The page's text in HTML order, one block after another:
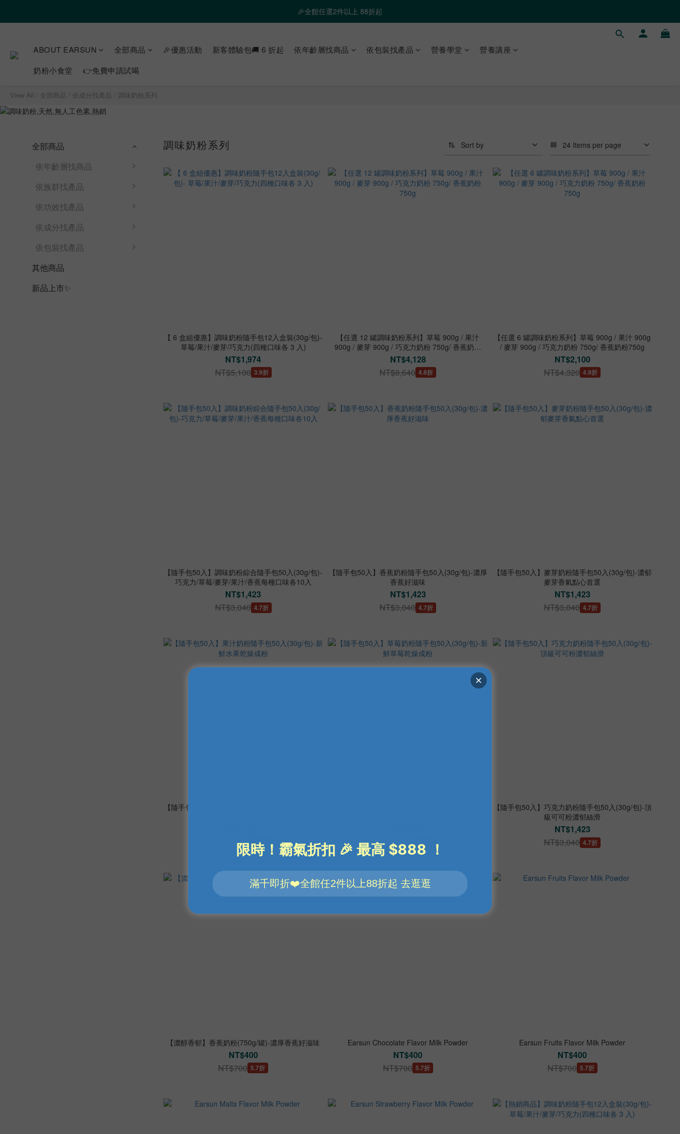
❤️ 霸氣優惠 滿額最高折888 👉去逛逛
🎉全館任選2件以上 88折起
ABOUT EARSUN 全部商品 🎉優惠活動 新客體驗包🚚 6 折起 依年齡層找商品 依包裝找產品 營養學堂
營養講座
奶粉小食堂
👉免費申請試喝
View All 全部商品 依成分找產品 調味奶粉系列
全部商品
依年齡層找商品
依族群找產品
依功效找產品
依成分找產品
依包裝找產品
其他商品
新品上市✨
調味奶粉系列 Sort by 24 Items per page
【 6 盒組優惠】調味奶粉隨手包12入盒裝(30g/包)-
草莓/果汁/麥芽/巧克力(四種口味各 3 入)
NT$1,974
NT$5,100 3.9折
【任選 12 罐調味奶粉系列】草莓 900g / 果汁
900g / 麥芽 900g / 巧克力奶粉 750g/ 香蕉奶粉
750g
NT$4,128
NT$8,640 4.8折
【任選 6 罐調味奶粉系列】草莓 900g / 果汁 900g
/ 麥芽 900g / 巧克力奶粉 750g/ 香蕉奶粉750g
NT$2,100
NT$4,320 4.9折
【隨手包50入】調味奶粉綜合隨手包50入(30g/包)-
巧克力/草莓/麥芽/果汁/香蕉每種口味各10入
NT$1,423
NT$3,040 4.7折
【隨手包50入】香蕉奶粉隨手包50入(30g/包)-濃厚
香蕉好滋味
NT$1,423
NT$3,040 4.7折
【隨手包50入】麥芽奶粉隨手包50入(30g/包)-濃郁
麥芽香氣點心首選
NT$1,423
NT$3,040 4.7折
【隨手包50入】果汁奶粉隨手包50入(30g/包)-新鮮
NT$3,040 4.7折
NT$3,040 4.7折
【隨手包50入】巧克力奶粉隨手包50入(30g/包)-頂
級可可粉濃郁絲滑
NT$1,423
NT$3,040 4.7折
【濃醇香郁】香蕉奶粉(750g/罐)-濃厚香蕉好滋味
NT$400
NT$700 5.7折
Earsun Chocolate Flavor Milk Powder
NT$400
NT$700 5.7折
Earsun Fruits Flavor Milk Powder
NT$400
NT$700 5.7折